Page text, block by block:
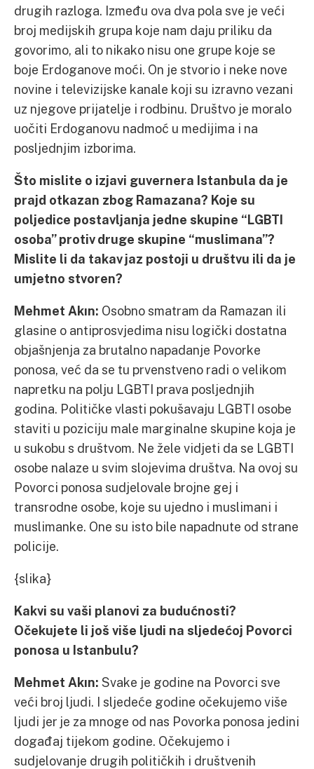
drugih razloga. Između ova dva pola sve je veći
broj medijskih grupa koje nam daju priliku da
govorimo, ali to nikako nisu one grupe koje se
boje Erdoganove moći. On je stvorio i neke nove
novine i televizijske kanale koji su izravno vezani
uz njegove prijatelje i rodbinu. Društvo je moralo
uočiti Erdoganovu nadmoć u medijima i na
posljednjim izborima.
Što mislite o izjavi guvernera Istanbula da je
prajd otkazan zbog Ramazana? Koje su
poljedice postavljanja jedne skupine “LGBTI
osoba” protiv druge skupine “muslimana”?
Mislite li da takav jaz postoji u društvu ili da je
umjetno stvoren?
Mehmet Akın: Osobno smatram da Ramazan ili
glasine o antiprosvjedima nisu logički dostatna
objašnjenja za brutalno napadanje Povorke
ponosa, već da se tu prvenstveno radi o velikom
napretku na polju LGBTI prava posljednjih
godina. Političke vlasti pokušavaju LGBTI osobe
staviti u poziciju male marginalne skupine koja je
u sukobu s društvom. Ne žele vidjeti da se LGBTI
osobe nalaze u svim slojevima društva. Na ovoj su
Povorci ponosa sudjelovale brojne gej i
transrodne osobe, koje su ujedno i muslimani i
muslimanke. One su isto bile napadnute od strane
policije.
{slika}
Kakvi su vaši planovi za budućnosti?
Očekujete li još više ljudi na sljedećoj Povorci
ponosa u Istanbulu?
Mehmet Akın: Svake je godine na Povorci sve
veći broj ljudi. I sljedeće godine očekujemo više
ljudi jer je za mnoge od nas Povorka ponosa jedini
događaj tijekom godine. Očekujemo i
sudjelovanje drugih političkih i društvenih